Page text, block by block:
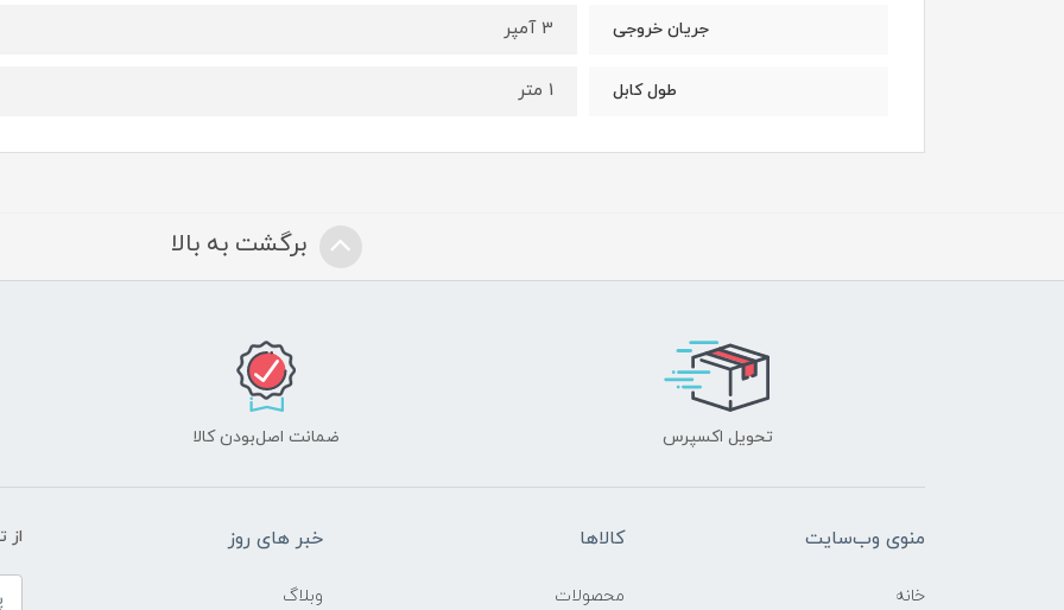
جریان خروجی 3 آمپر
طول کابل 1 متر
برگشت به بالا
تحویل اکسپرس ضمانت اصل‌بودن کالا
منوی وب‌سایت
خانه
کالاها
محصولات
خبر های روز
وبلاگ
از